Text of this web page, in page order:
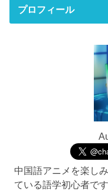
プロフィール
中国語アニメを楽し
ている語学初心者で